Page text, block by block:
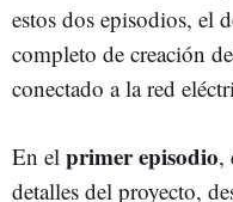
estos dos episodios, el
completo de creación
conectado a la red
En el primer episodio,
detalles del proyecto,